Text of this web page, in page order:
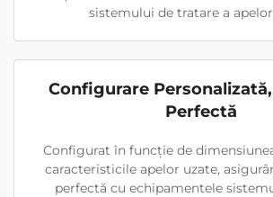
sistemului de tratare a
Configurare
Perfectă
Configurat în funcție de
caracteristicile apelor uzate,
perfectă cu echipamentele